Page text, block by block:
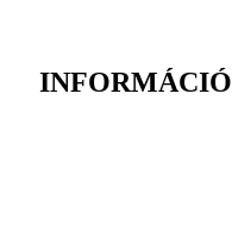
INFORMÁCIÓ